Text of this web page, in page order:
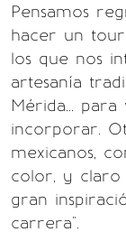
Pensamos
hacer un tour
los que nos
artesanía
Mérida...
incorporar.
mexicanos,
color, y claro
gran
carrera".